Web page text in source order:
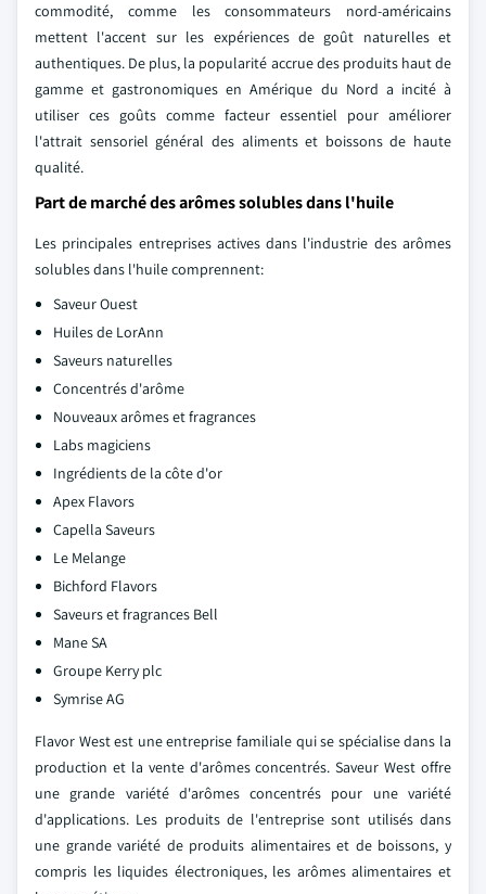
commodité, comme les consommateurs nord-américains
mettent l'accent sur les expériences de goût naturelles et
authentiques. De plus, la popularité accrue des produits haut de
gamme et gastronomiques en Amérique du Nord a incité à
utiliser ces goûts comme facteur essentiel pour améliorer
l'attrait sensoriel général des aliments et boissons de haute
qualité.
Part de marché des arômes solubles dans l'huile
Les principales entreprises actives dans l'industrie des arômes
solubles dans l'huile comprennent:
Saveur Ouest
Huiles de LorAnn
Saveurs naturelles
Concentrés d'arôme
Nouveaux arômes et fragrances
Labs magiciens
Ingrédients de la côte d'or
Apex Flavors
Capella Saveurs
Le Melange
Bichford Flavors
Saveurs et fragrances Bell
Mane SA
Groupe Kerry plc
Symrise AG
Flavor West est une entreprise familiale qui se spécialise dans la
production et la vente d'arômes concentrés. Saveur West offre
une grande variété d'arômes concentrés pour une variété
d'applications. Les produits de l'entreprise sont utilisés dans
une grande variété de produits alimentaires et de boissons, y
compris les liquides électroniques, les arômes alimentaires et